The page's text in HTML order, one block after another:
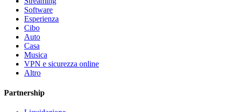
Software
Esperienza
Cibo
Auto
Casa
Musica
VPN e sicurezza online
Altro
Partnership